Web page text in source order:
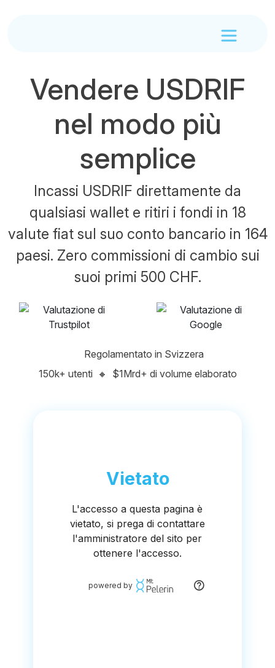
Vendere USDRIF
nel modo più
semplice
Incassi USDRIF direttamente da
qualsiasi wallet e ritiri i fondi in 18
valute fiat sul suo conto bancario in 164
paesi. Zero commissioni di cambio sui
suoi primi 500 CHF.
Regolamentato in Svizzera
150k+ utenti 🔸 $1Mrd+ di volume elaborato